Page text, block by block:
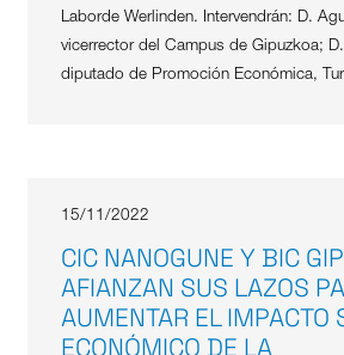
Laborde Werlinden. Intervendrán: D.
vicerrector del Campus de Gipuzkoa;
diputado de Promoción Económica,
15/11/2022
CIC NANOGUNE Y BIC
AFIANZAN SUS LAZOS
AUMENTAR EL IMPACTO
ECONÓMICO DE LA